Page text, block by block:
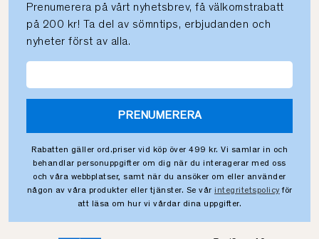
Prenumerera på vårt nyhetsbrev, få välkomstrabatt
på 200 kr! Ta del av sömntips, erbjudanden och
nyheter först av alla.
PRENUMERERA
Rabatten gäller ord.priser vid köp över 499 kr. Vi samlar in och
behandlar personuppgifter om dig när du interagerar med oss
och våra webbplatser, samt när du ansöker om eller använder
någon av våra produkter eller tjänster. Se vår integritetspolicy för
att läsa om hur vi vårdar dina uppgifter.